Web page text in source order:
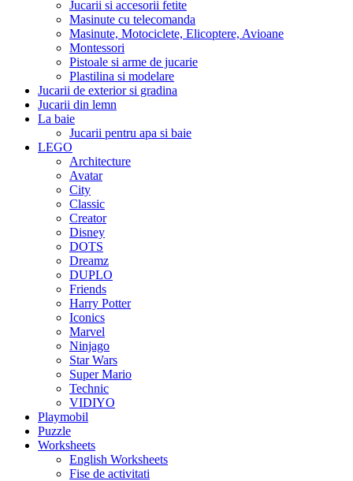
Jucarii si accesorii fetite
Masinute cu telecomanda
Masinute, Motociclete, Elicoptere, Avioane
Montessori
Pistoale si arme de jucarie
Plastilina si modelare
Jucarii de exterior si gradina
Jucarii din lemn
La baie
Jucarii pentru apa si baie
LEGO
Architecture
Avatar
City
Classic
Creator
Disney
DOTS
Dreamz
DUPLO
Friends
Harry Potter
Iconics
Marvel
Ninjago
Star Wars
Super Mario
Technic
VIDIYO
Playmobil
Puzzle
Worksheets
English Worksheets
Fise de activitati